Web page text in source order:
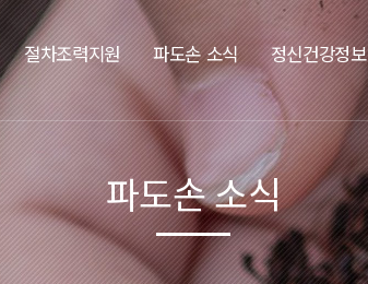
절차조력지원 파도손 소식 정신건강정보
파도손 소식